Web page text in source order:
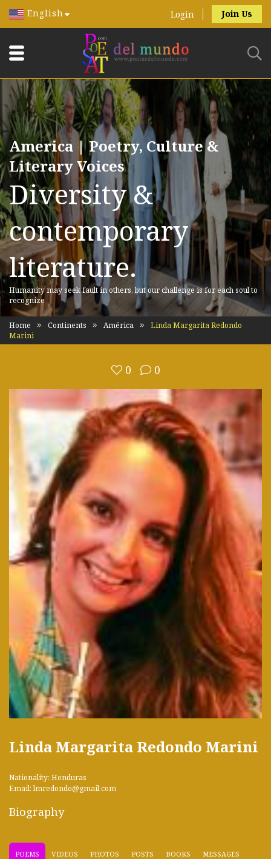
English Login Join Us
America | Poetry, Culture &
Literary Voices
Diversity &
contemporary
literature.
Humanity may seek fault in others, but our challenge is for each soul to
recognize
Home Continents América
Linda Margarita Redondo
Marini
0 0
Linda Margarita Redondo Marini
Nationality: Honduras
Email: lmredondo@gmail.com
Biography
POEMS VIDEOS PHOTOS POSTS BOOKS MESSAGES